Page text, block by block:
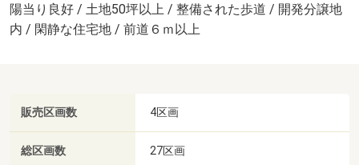
陽当り良好 / 土地50坪以上 / 整備された歩道 / 開発分譲地
内 / 閑静な住宅地 / 前道６ｍ以上
販売区画数 4区画
総区画数 27区画